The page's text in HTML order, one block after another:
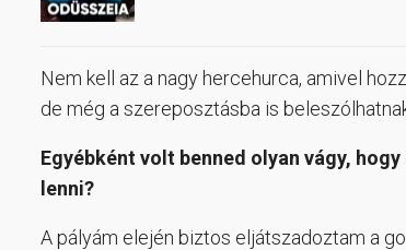
Nem kell az a nagy hercehurca, amivel
de még a szereposztásba is
Egyébként volt benned olyan vágy,
lenni?
A pályám elején biztos eljátszadoztam a